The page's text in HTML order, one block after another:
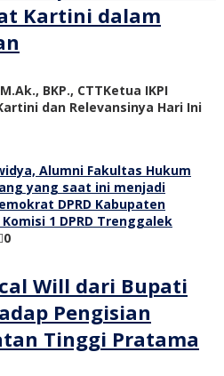
Kartini dalam
BKP., CTTKetua IKPI
dan Relevansinya Hari Ini
0
Will dari Bupati
Pengisian
Tinggi Pratama